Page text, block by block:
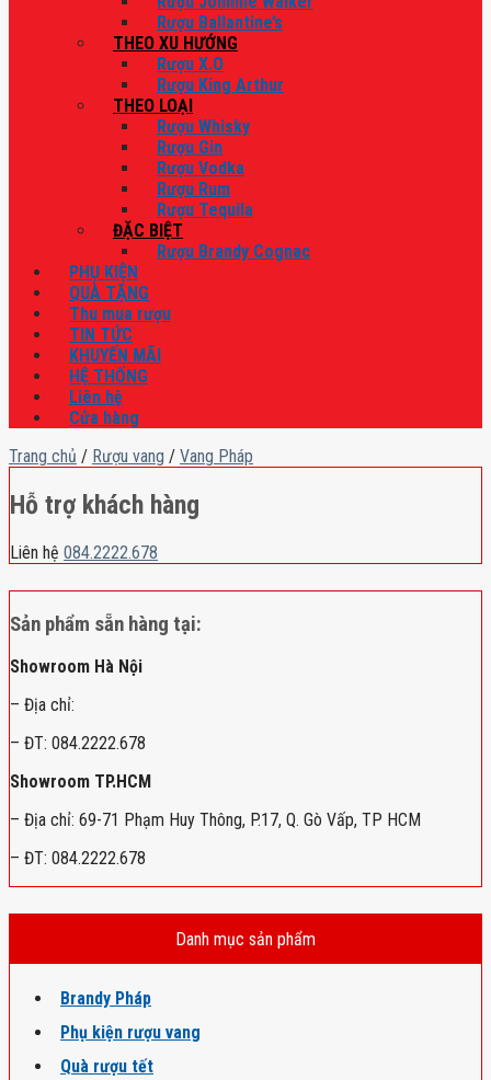
Rượu Ballantine’s
THEO XU HƯỚNG
Rượu X.O
Rượu King Arthur
THEO LOẠI
Rượu Whisky
Rượu Gin
Rượu Vodka
Rượu Rum
Rượu Tequila
ĐẶC BIỆT
Rượu Brandy Cognac
PHỤ KIỆN
QUÀ TẶNG
Thu mua rượu
TIN TỨC
KHUYẾN MÃI
HỆ THỐNG
Liên hệ
Cửa hàng
Trang chủ / Rượu vang / Vang Pháp
Hỗ trợ khách hàng
Liên hệ 084.2222.678
Sản phẩm sẵn hàng tại:
Showroom Hà Nội
– Địa chỉ:
– ĐT: 084.2222.678
Showroom TP.HCM
– Địa chỉ: 69-71 Phạm Huy Thông, P.17, Q. Gò Vấp, TP HCM
– ĐT: 084.2222.678
Danh mục sản phẩm
Brandy Pháp
Phụ kiện rượu vang
Quà rượu tết